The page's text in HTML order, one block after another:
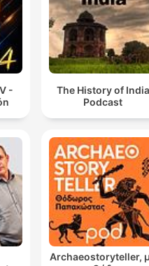
-
The History of India
Podcast
Archaeostoryteller,